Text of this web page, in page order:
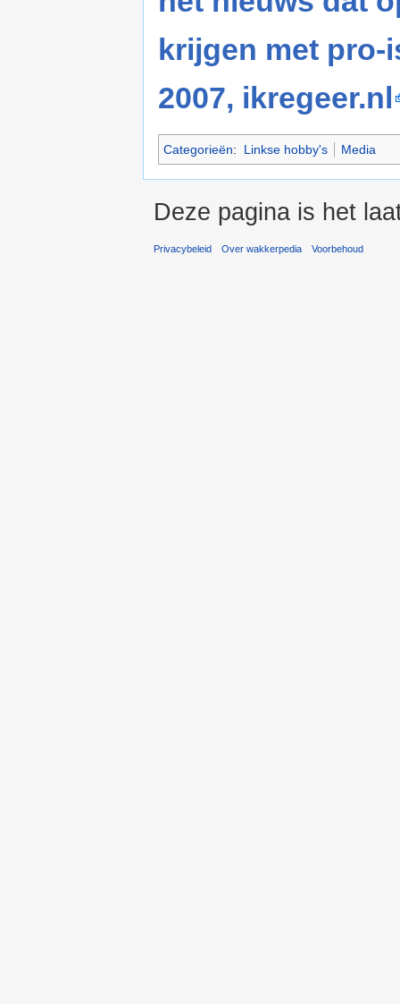
krijgen met pro-
2007, ikregeer.nl
Categorieën: Linkse hobby's Media
Deze pagina is het
Privacybeleid Over wakkerpedia Voorbehoud